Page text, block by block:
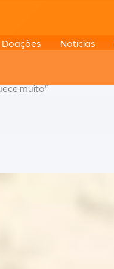
Doações Notícias
muito”